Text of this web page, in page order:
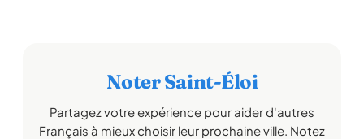
Noter Saint-Éloi
Partagez votre expérience pour aider d'autres
Français à mieux choisir leur prochaine ville. Notez